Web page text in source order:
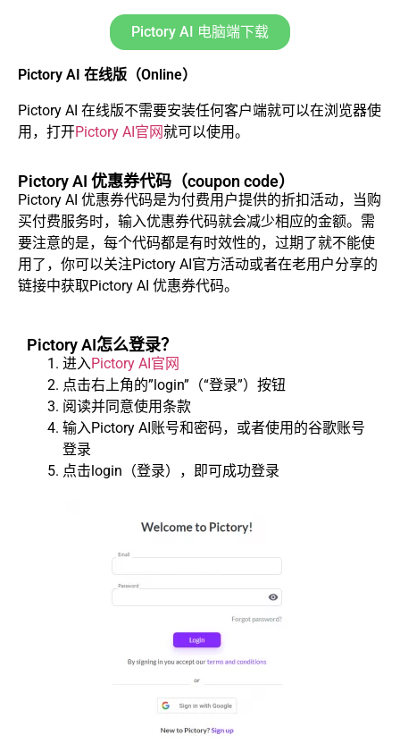
Pictory AI 电脑端下载
Pictory AI 在线版（Online）
Pictory AI 在线版不需要安装任何客户端就可以在浏览器使
用，打开Pictory AI官网就可以使用。
Pictory AI 优惠券代码（coupon code）
Pictory AI 优惠券代码是为付费用户提供的折扣活动，当购
买付费服务时，输入优惠券代码就会减少相应的金额。需
要注意的是，每个代码都是有时效性的，过期了就不能使
用了，你可以关注Pictory AI官方活动或者在老用户分享的
链接中获取Pictory AI 优惠券代码。
Pictory AI怎么登录？
进入Pictory AI官网
点击右上角的”login”（“登录”）按钮
阅读并同意使用条款
输入Pictory AI账号和密码，或者使用的谷歌账号
登录
点击login（登录），即可成功登录